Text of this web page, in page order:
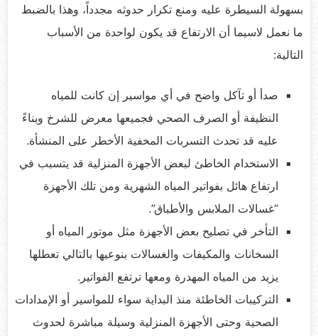
بسهولة السيطرة عليه ومنع تكرار حدوثه مجدداً، وهذا بالضبط
ما نعمل لاسيما أن الارتفاع قد يكون لواحدة من الأسباب
التالية:
صدأ أو تآكل واضح في أي مواسير إن كانت للمياه
النظيفة أو الصرف الصحي فجميعها معرض للشرخ وبناءً
عليه قد تحدث التسربات المخفية الأخطر على المنشأة.
الاستخدام الخاطئ لبعض الأجهزة المنزلية قد يتسبب في
ارتفاع هائل بفواتير المياه الشهرية ومن تلك الأجهزة
“غسالات الملابس والأطباق”.
التأخر في تصليح بعض الأجهزة مثل موتور المياه أو
السخانات والمكيفات والغسالات بنوعيها بالتالي تعطلها
يزيد من المياه المهدرة ومعها ترتفع الفواتير.
التركيبات الخاطئة منذ البداية سواء للمواسير أو الإمدادات
الصحية وحتى الأجهزة المنزلية وسيلة مباشرة لحدوث